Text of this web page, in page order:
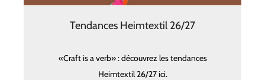
Tendances Heimtextil 26/27
«Craft is a verb» : découvrez les tendances
Heimtextil 26/27 ici.